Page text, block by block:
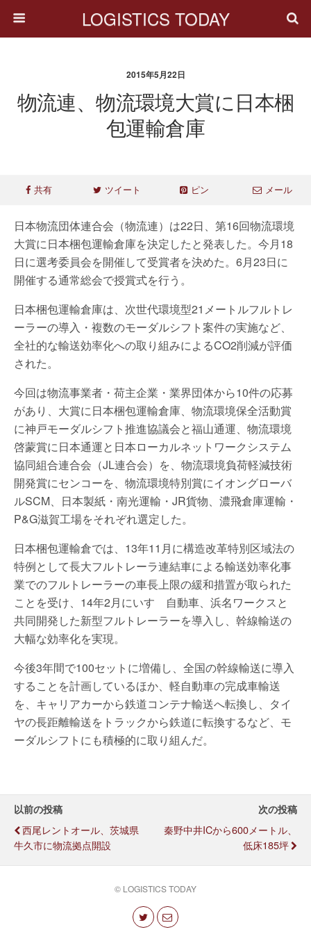
LOGISTICS TODAY
2015年5月22日
物流連、物流環境大賞に日本梱
包運輸倉庫
共有 ツイート ピン メール
日本物流団体連合会（物流連）は22日、第16回物流環境
大賞に日本梱包運輸倉庫を決定したと発表した。今月18
日に選考委員会を開催して受賞者を決めた。6月23日に
開催する通常総会で授賞式を行う。
日本梱包運輸倉庫は、次世代環境型21メートルフルトレ
ーラーの導入・複数のモーダルシフト案件の実施など、
全社的な輸送効率化への取り組みによるCO2削減が評価
された。
今回は物流事業者・荷主企業・業界団体から10件の応募
があり、大賞に日本梱包運輸倉庫、物流環境保全活動賞
に神戸モーダルシフト推進協議会と福山通運、物流環境
啓蒙賞に日本通運と日本ローカルネットワークシステム
協同組合連合会（JL連合会）を、物流環境負荷軽減技術
開発賞にセンコーを、物流環境特別賞にイオングローバ
ルSCM、日本製紙・南光運輸・JR貨物、濃飛倉庫運輸・
P&G滋賀工場をそれぞれ選定した。
日本梱包運輸倉では、13年11月に構造改革特別区域法の
特例として長大フルトレーラ連結車による輸送効率化事
業でのフルトレーラーの車長上限の緩和措置が取られた
ことを受け、14年2月にいすゞ自動車、浜名ワークスと
共同開発した新型フルトレーラーを導入し、幹線輸送の
大幅な効率化を実現。
今後3年間で100セットに増備し、全国の幹線輸送に導入
することを計画しているほか、軽自動車の完成車輸送
を、キャリアカーから鉄道コンテナ輸送へ転換し、タイ
ヤの長距離輸送をトラックから鉄道に転換するなど、モ
ーダルシフトにも積極的に取り組んだ。
以前の投稿
西尾レントオール、茨城県
牛久市に物流拠点開設
次の投稿
秦野中井ICから600メートル、
低床185坪
© LOGISTICS TODAY